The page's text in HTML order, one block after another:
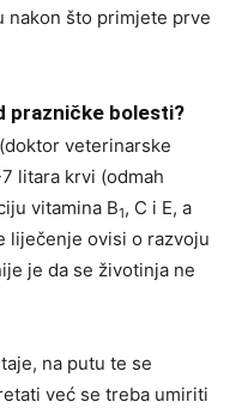
nakon što primjete prve
prazničke bolesti?
veterinarske
litara krvi (odmah
vitamina B1, C i E, a
liječenje ovisi o razvoju
je da se životinja ne
na putu te se
već se treba umiriti